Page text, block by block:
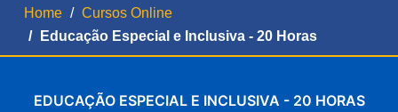
Home
Cursos Online
Educação Especial e Inclusiva - 20 Horas
EDUCAÇÃO ESPECIAL E INCLUSIVA - 20 HORAS